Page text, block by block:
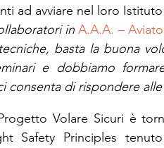
ad avviare nel loro
in A.A.A. –
basta la buona
e dobbiamo
consenta di rispondere
Volare Sicuri è
Safety Principles